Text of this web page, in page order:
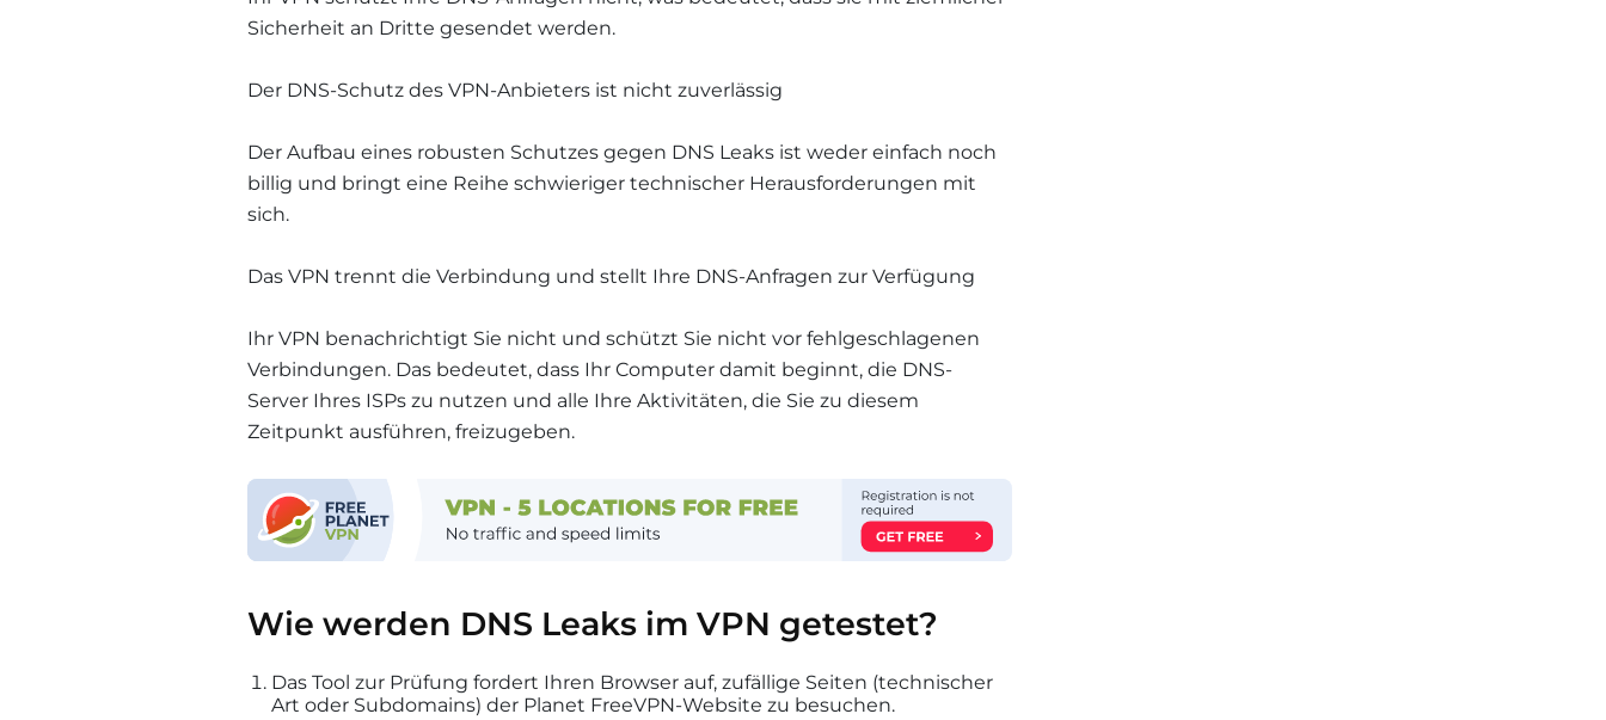
Sicherheit an Dritte gesendet werden.
Der DNS-Schutz des VPN-Anbieters ist nicht zuverlässig
Der Aufbau eines robusten Schutzes gegen DNS Leaks ist weder einfach noch
billig und bringt eine Reihe schwieriger technischer Herausforderungen mit
sich.
Das VPN trennt die Verbindung und stellt Ihre DNS-Anfragen zur Verfügung
Ihr VPN benachrichtigt Sie nicht und schützt Sie nicht vor fehlgeschlagenen
Verbindungen. Das bedeutet, dass Ihr Computer damit beginnt, die DNS-
Server Ihres ISPs zu nutzen und alle Ihre Aktivitäten, die Sie zu diesem
Zeitpunkt ausführen, freizugeben.
Wie werden DNS Leaks im VPN getestet?
Das Tool zur Prüfung fordert Ihren Browser auf, zufällige Seiten (technischer
Art oder Subdomains) der Planet FreeVPN-Website zu besuchen.